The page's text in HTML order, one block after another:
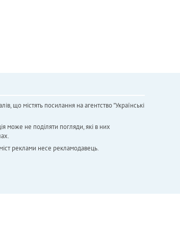
що містять посилання на агентство "Українськi
може не поділяти погляди, які в них
реклами несе рекламодавець.